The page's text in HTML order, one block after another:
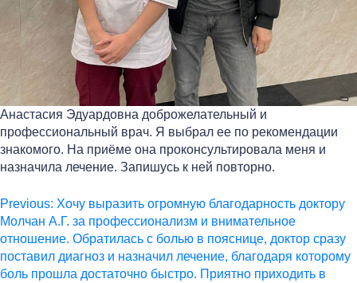
Анастасия Эдуардовна доброжелательный и
профессиональный врач. Я выбрал ее по рекомендации
знакомого. На приёме она проконсультировала меня и
назначила лечение. Запишусь к ней повторно.
Навигация
по
записям
Previous: Хочу выразить огромную благодарность доктору
Молчан А.Г. за профессионализм и внимательное
отношение. Обратилась с болью в пояснице, доктор сразу
поставил диагноз и назначил лечение, благодаря которому
боль прошла достаточно быстро. Приятно приходить в